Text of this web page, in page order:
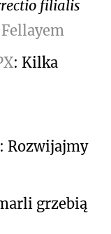
filialis
: Kilka
: Rozwijajmy
grzebią